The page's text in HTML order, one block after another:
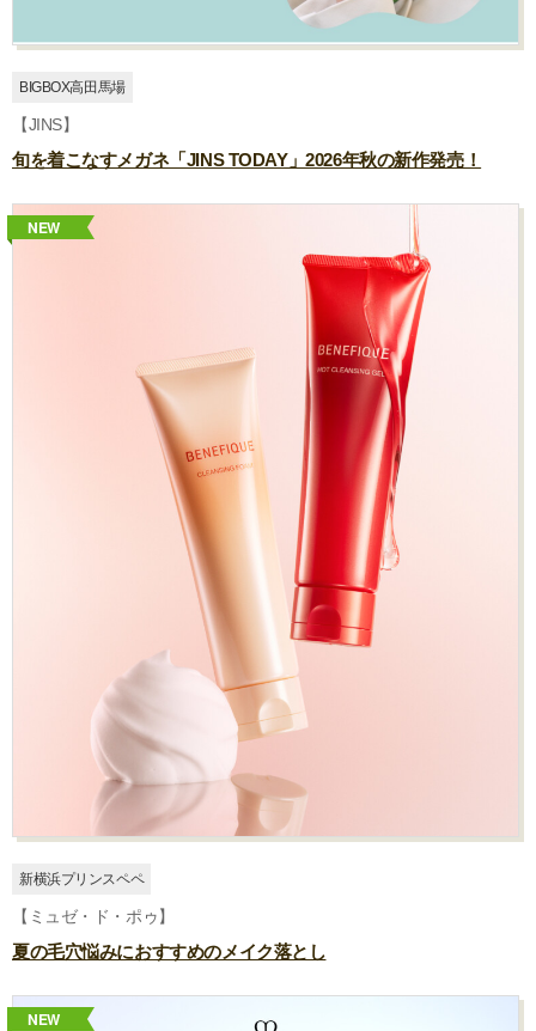
BIGBOX高田馬場
【JINS】
旬を着こなすメガネ「JINS TODAY」2026年秋の新作発売！
NEW
新横浜プリンスペペ
【ミュゼ・ド・ポゥ】
夏の毛穴悩みにおすすめのメイク落とし
NEW